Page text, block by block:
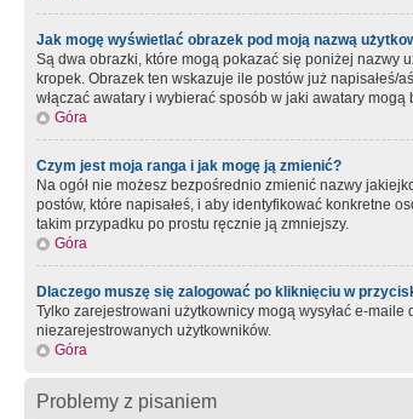
Jak mogę wyświetlać obrazek pod moją nazwą
Są dwa obrazki, które mogą pokazać się poniżej nazwy
kropek. Obrazek ten wskazuje ile postów już
włączać awatary i wybierać sposób w jaki awatary
Góra
Czym jest moja ranga i jak mogę ją zmienić?
Na ogół nie możesz bezpośrednio zmienić nazwy
postów, które napisałeś, i aby identyfikować konkretne
takim przypadku po prostu ręcznie ją zmniejszy.
Góra
Dlaczego muszę się zalogować po kliknięciu w
Tylko zarejestrowani użytkownicy mogą wysyłać e-
niezarejestrowanych użytkowników.
Góra
Problemy z pisaniem